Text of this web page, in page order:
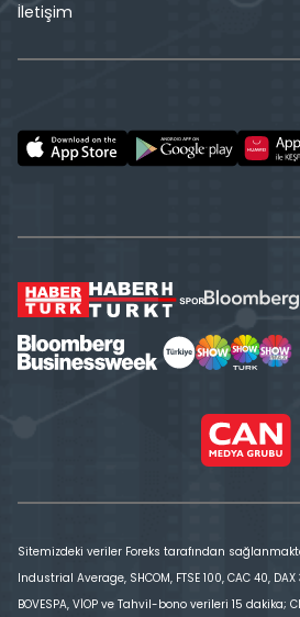
İletişim
Sitemizdeki veriler Foreks tarafından
Industrial Average, SHCOM, FTSE 100, CAC 40,
BOVESPA, VİOP ve Tahvil-bono verileri 15 dakika;